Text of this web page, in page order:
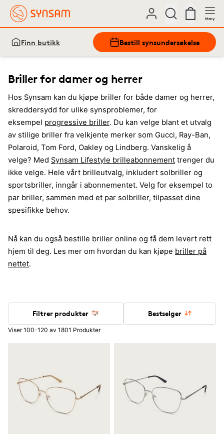
Meny
Finn butikk Bestill synsundersøkelse
Briller for damer og herrer
Hos Synsam kan du kjøpe briller for både damer og herrer,
skreddersydd for ulike synsproblemer, for
eksempel progressive briller. Du kan velge blant et utvalg
av stilige briller fra velkjente merker som Gucci, Ray-Ban,
Polaroid, Tom Ford, Oakley og Lindberg. Vanskelig å
velge? Med Synsam Lifestyle brilleabonnement trenger du
ikke velge. Hele vårt brilleutvalg, inkludert solbriller og
sportsbriller, inngår i abonnementet. Velg for eksempel to
par briller, sammen med et par solbriller, tilpasset dine
spesifikke behov.
Nå kan du også bestille briller online og få dem levert rett
hjem til deg. Les mer om hvordan du kan kjøpe briller på
nettet.
Filtrer produkter Bestselger
Viser 100-120 av 1801 Produkter